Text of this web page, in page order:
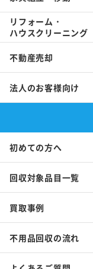
リフォーム・
ハウスクリーニング
不動産売却
法人のお客様向け
初めての方へ
回収対象品目一覧
買取事例
不用品回収の流れ